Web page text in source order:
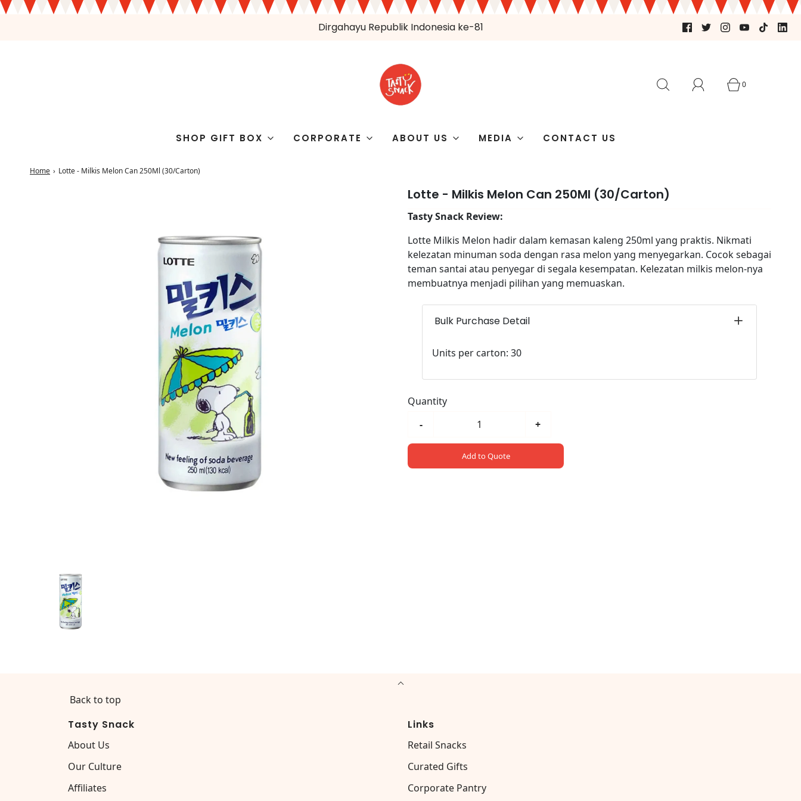
Dirgahayu Republik Indonesia ke-81
0
SHOP GIFT BOX CORPORATE ABOUT US MEDIA CONTACT US
Home › Lotte - Milkis Melon Can 250Ml (30/Carton)
Lotte - Milkis Melon Can 250Ml (30/Carton)
Tasty Snack Review:
Lotte Milkis Melon hadir dalam kemasan kaleng 250ml yang praktis. Nikmati
kelezatan minuman soda dengan rasa melon yang menyegarkan. Cocok sebagai
teman santai atau penyegar di segala kesempatan. Kelezatan milkis melon-nya
membuatnya menjadi pilihan yang memuaskan.
Bulk Purchase Detail
Units per carton: 30
Quantity
-
+
Add to Quote
Back to top
Tasty Snack
About Us
Our Culture
Affiliates
Links
Retail Snacks
Curated Gifts
Corporate Pantry